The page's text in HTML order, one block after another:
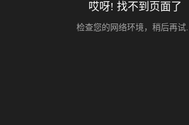
哎呀! 找不到页面了
检查您的网络环境，稍后再试...